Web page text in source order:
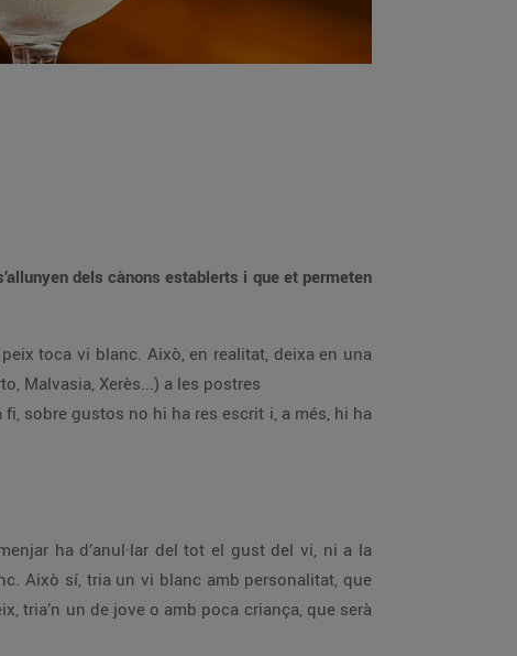
dels cànons establerts i que et permeten
toca vi blanc. Això, en realitat, deixa en una
Malvasia, Xerès...) a les postres
sobre gustos no hi ha res escrit i, a més, hi ha
ha d’anul·lar del tot el gust del vi, ni a la
Això sí, tria un vi blanc amb personalitat, que
tria’n un de jove o amb poca criança, que serà